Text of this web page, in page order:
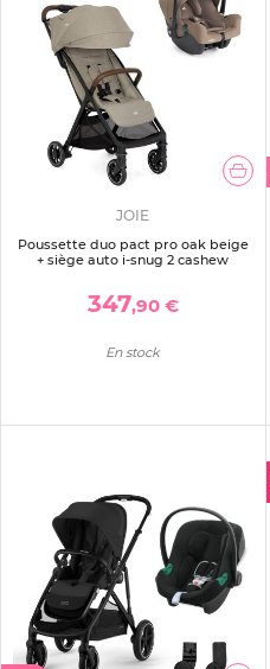
JOIE
Poussette duo pact pro oak beige
+ siège auto i-snug 2 cashew
347,90 €
En stock